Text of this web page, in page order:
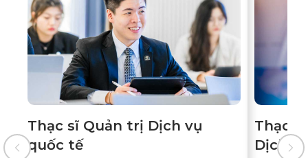
Thạc sĩ Quản trị Dịch vụ
quốc tế
Thạc
Dịch